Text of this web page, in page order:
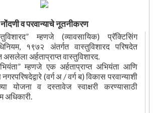
नोंदणी व परवान्याचे नूतनीकरण
म्हणजे (व्यावसायिक) प्रॅक्टिसिंग
१९७२ अंतर्गत वास्तुविशारद परिषदेत
अर्हताप्राप्त वास्तुविशारद.
म्हणजे एक अर्हताप्राप्त अभियंता आणि
(वर्ग अ / वर्ग ब) विकास परवान्याशी
योजना व दस्तावेज स्वाक्षरी करण्यासाठी
अधिकारी.